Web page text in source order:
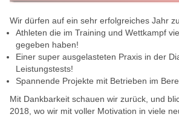
Wir dürfen auf ein sehr erfolgreiches Jahr
Athleten die im Training und Wettkampf
gegeben haben!
Einer super ausgelasteten Praxis in der
Leistungstests!
Spannende Projekte mit Betrieben im
Mit Dankbarkeit schauen wir zurück, und
2018, wo wir mit voller Motivation in viele